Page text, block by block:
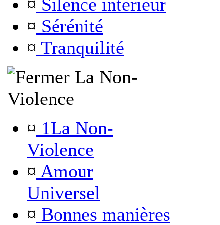
¤ Silence intérieur
¤ Sérénité
¤ Tranquilité
La Non-
Violence
¤ 1La Non-
Violence
¤ Amour
Universel
¤ Bonnes manières